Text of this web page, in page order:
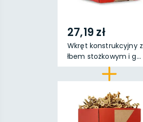
27,19 zł
Wkręt konstrukcyjny z
łbem stożkowym i g...